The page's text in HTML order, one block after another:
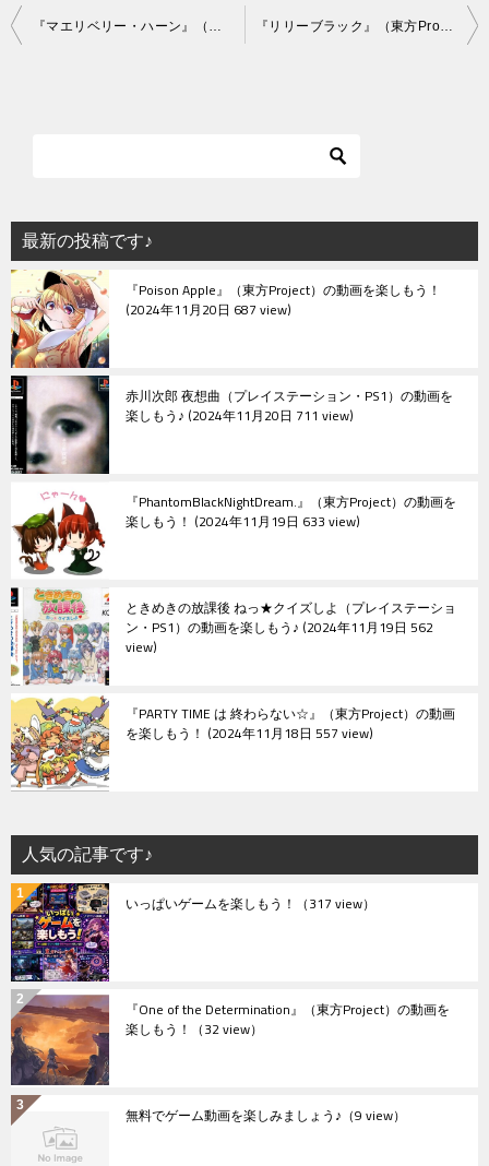
投
シ
ョ
ン
最新の投稿です♪
『Poison Apple』（東方Project）の動画を楽しもう！
2024年11月20日 687 view
赤川次郎 夜想曲（プレイステーション・PS1）の動画を
楽しもう♪ 2024年11月20日 711 view
『PhantomBlackNightDream.』（東方Project）の動画を
楽しもう！ 2024年11月19日 633 view
ときめきの放課後 ねっ★クイズしよ（プレイステーショ
ン・PS1）の動画を楽しもう♪ 2024年11月19日 562
view
『PARTY TIME は 終わらない☆』（東方Project）の動画
を楽しもう！ 2024年11月18日 557 view
人気の記事です♪
いっぱいゲームを楽しもう！ （317 view）
『One of the Determination』（東方Project）の動画を
楽しもう！ （32 view）
無料でゲーム動画を楽しみましょう♪ （9 view）